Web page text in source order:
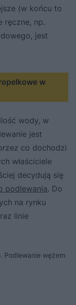
(w końcu to
ręczne, np.
jest
w
wody, w
jest
co dochodzi
właściciele
decydują się
podlewania. Do
na rynku
linie
Podlewanie wężem